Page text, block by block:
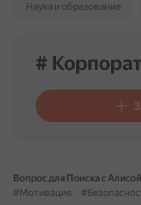
Наука и образование
#
Вопрос для Поиска с Алисой
#Мотивация